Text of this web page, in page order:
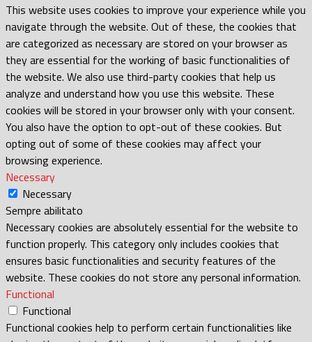
This website uses cookies to improve your experience while you
navigate through the website. Out of these, the cookies that
are categorized as necessary are stored on your browser as
they are essential for the working of basic functionalities of
the website. We also use third-party cookies that help us
analyze and understand how you use this website. These
cookies will be stored in your browser only with your consent.
You also have the option to opt-out of these cookies. But
opting out of some of these cookies may affect your
browsing experience.
Necessary
Necessary
Sempre abilitato
Necessary cookies are absolutely essential for the website to
function properly. This category only includes cookies that
ensures basic functionalities and security features of the
website. These cookies do not store any personal information.
Functional
Functional
Functional cookies help to perform certain functionalities like